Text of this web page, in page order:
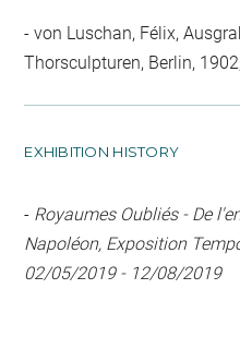
von Luschan, Félix,
Thorsculpturen, Berlin,
EXHIBITION HISTORY
- Royaumes Oubliés - De
Napoléon, Exposition
02/05/2019 - 12/08/2019